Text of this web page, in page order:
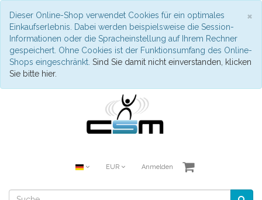
×
Dieser Online-Shop verwendet Cookies für ein optimales
Einkaufserlebnis. Dabei werden beispielsweise die Session-
Informationen oder die Spracheinstellung auf Ihrem Rechner
gespeichert. Ohne Cookies ist der Funktionsumfang des Online-
Shops eingeschränkt. Sind Sie damit nicht einverstanden, klicken
Sie bitte hier.
EUR Anmelden